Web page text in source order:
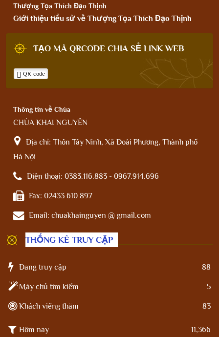
Thượng Tọa Thích Đạo Thịnh
Giới thiệu tiểu sử về Thượng Tọa Thích Đạo Thịnh
TẠO MÃ QRCODE CHIA SẺ LINK WEB
QR-code
Thông tin về Chùa
CHÙA KHAI NGUYÊN
Địa chỉ: Thôn Tây Ninh, Xã Đoài Phương, Thành phố
Hà Nội
Điện thoại: 0383.116.883 - 0967.914.696
Fax: 02433 610 897
Email: chuakhainguyen @ gmail.com
THỐNG KÊ TRUY CẬP
Đang truy cập 88
Máy chủ tìm kiếm 5
Khách viếng thăm 83
Hôm nay 11,366